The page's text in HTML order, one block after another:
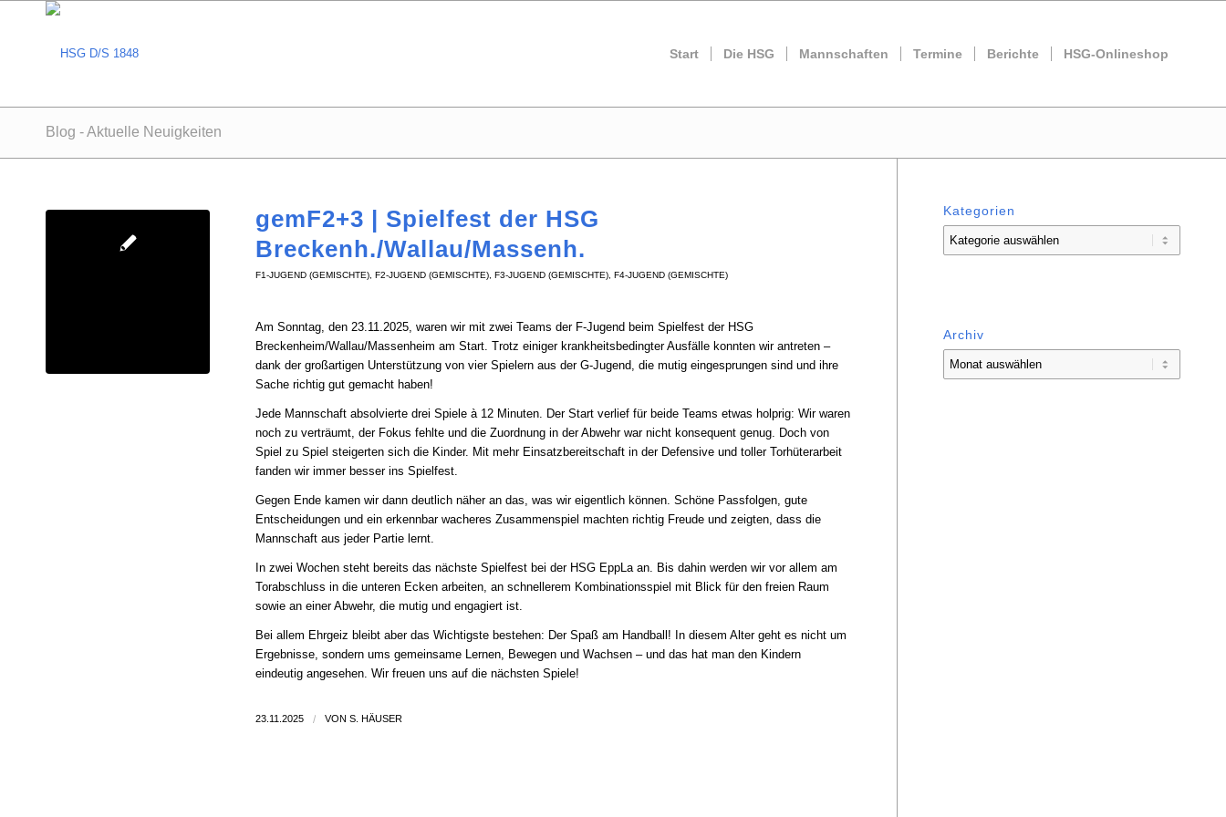
Start Die HSG Mannschaften Termine Berichte HSG-Onlineshop
Blog - Aktuelle Neuigkeiten
gemF2+3 | Spielfest der HSG
Breckenh./Wallau/Massenh.
F1-JUGEND (GEMISCHTE) F2-JUGEND (GEMISCHTE) F3-JUGEND (GEMISCHTE) F4-JUGEND (GEMISCHTE)
Am Sonntag, den 23.11.2025, waren wir mit zwei Teams der F-Jugend beim Spielfest der HSG
Breckenheim/Wallau/Massenheim am Start. Trotz einiger krankheitsbedingter Ausfälle konnten wir antreten –
dank der großartigen Unterstützung von vier Spielern aus der G-Jugend, die mutig eingesprungen sind und ihre
Sache richtig gut gemacht haben!
Jede Mannschaft absolvierte drei Spiele à 12 Minuten. Der Start verlief für beide Teams etwas holprig: Wir waren
noch zu verträumt, der Fokus fehlte und die Zuordnung in der Abwehr war nicht konsequent genug. Doch von
Spiel zu Spiel steigerten sich die Kinder. Mit mehr Einsatzbereitschaft in der Defensive und toller Torhüterarbeit
fanden wir immer besser ins Spielfest.
Gegen Ende kamen wir dann deutlich näher an das, was wir eigentlich können. Schöne Passfolgen, gute
Entscheidungen und ein erkennbar wacheres Zusammenspiel machten richtig Freude und zeigten, dass die
Mannschaft aus jeder Partie lernt.
In zwei Wochen steht bereits das nächste Spielfest bei der HSG EppLa an. Bis dahin werden wir vor allem am
Torabschluss in die unteren Ecken arbeiten, an schnellerem Kombinationsspiel mit Blick für den freien Raum
sowie an einer Abwehr, die mutig und engagiert ist.
Bei allem Ehrgeiz bleibt aber das Wichtigste bestehen: Der Spaß am Handball! In diesem Alter geht es nicht um
Ergebnisse, sondern ums gemeinsame Lernen, Bewegen und Wachsen – und das hat man den Kindern
eindeutig angesehen. Wir freuen uns auf die nächsten Spiele!
23.11.2025 / VON S. HÄUSER
Kategorien
Kategorien
Archiv